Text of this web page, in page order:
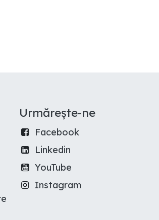
Urmărește-ne
Facebook
Linkedin
YouTube
Instagram